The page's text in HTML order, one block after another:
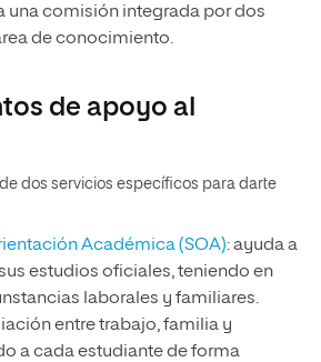
una comisión integrada por dos
de conocimiento.
de apoyo al
dos servicios específicos para darte
Académica (SOA): ayuda a
estudios oficiales, teniendo en
laborales y familiares.
entre trabajo, familia y
a cada estudiante de forma